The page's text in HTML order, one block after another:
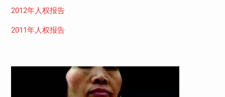
2012年人权报告
2011年人权报告